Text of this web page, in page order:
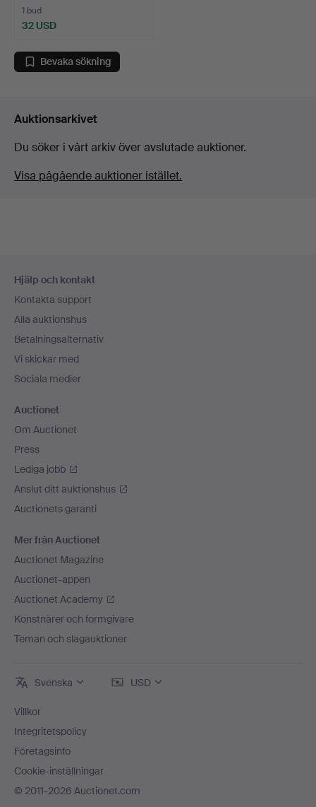
1 bud
32 USD
Bevaka sökning
Auktionsarkivet
Du söker i vårt arkiv över avslutade auktioner.
Visa pågående auktioner istället.
Hjälp och kontakt
Kontakta support
Alla auktionshus
Betalningsalternativ
Vi skickar med
Sociala medier
Auctionet
Om Auctionet
Press
Lediga jobb
Anslut ditt auktionshus
Auctionets garanti
Mer från Auctionet
Auctionet Magazine
Auctionet-appen
Auctionet Academy
Konstnärer och formgivare
Teman och slagauktioner
Svenska USD
Villkor
Integritetspolicy
Företagsinfo
Cookie-inställningar
© 2011-2026 Auctionet.com